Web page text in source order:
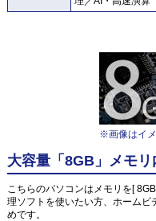
※画像はイ
大容量「8GB」メモ
こちらのパソコンはメモリを[
理ソフトを使いたい方、ホーム
めです。